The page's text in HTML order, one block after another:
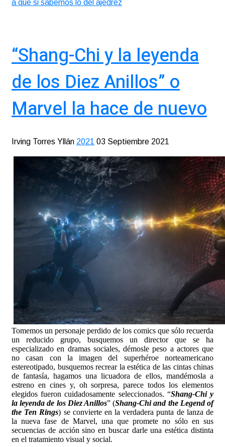
a que si sabemos lo del ajedrez
“Shang-Chi y la leyenda
de los Diez Anillos” o
Marvel la hace de nuevo
Irving Torres Yllán 2021 03 Septiembre 2021
Tomemos un personaje perdido de los comics que sólo recuerda
un reducido grupo, busquemos un director que se ha
especializado en dramas sociales, démosle peso a actores que
no casan con la imagen del superhéroe norteamericano
estereotipado, busquemos recrear la estética de las cintas chinas
de fantasía, hagamos una licuadora de ellos, mandémosla a
estreno en cines y, oh sorpresa, parece todos los elementos
elegidos fueron cuidadosamente seleccionados. “Shang-Chi y
la leyenda de los Diez Anillos” (Shang-Chi and the Legend of
the Ten Rings) se convierte en la verdadera punta de lanza de
la nueva fase de Marvel, una que promete no sólo en sus
secuencias de acción sino en buscar darle una estética distinta
en el tratamiento visual y social.